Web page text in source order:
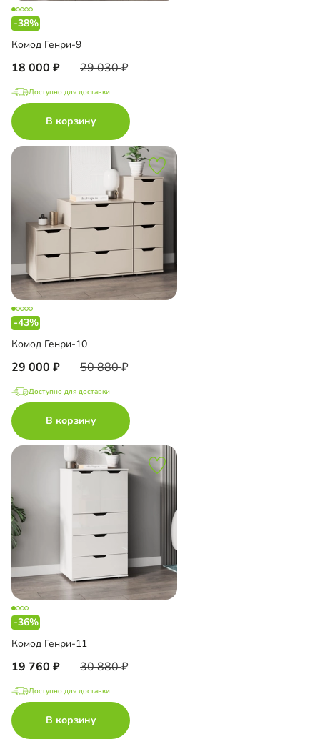
-38%
Комод Генри-9
18 000 29 030
Доступно для доставки
В корзину
-43%
Комод Генри-10
29 000 50 880
Доступно для доставки
В корзину
-36%
Комод Генри-11
19 760 30 880
Доступно для доставки
В корзину